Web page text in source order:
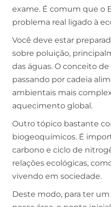
exame. É comum que o
problema real ligado à
Você deve estar
sobre poluição,
das águas. O conceito
passando por cadeia
ambientais mais
aquecimento global.
Outro tópico bastante
biogeoquímicos. É
carbono e ciclo de
relações ecológicas,
vivendo em sociedade.
Deste modo, para ter